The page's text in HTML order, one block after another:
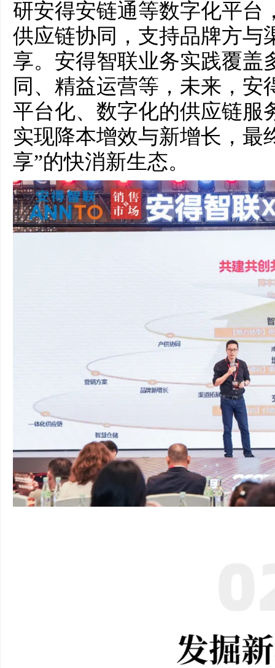
研安得安链通等数字化平台
供应链协同，支持品牌方与
享。安得智联业务实践覆盖
同、精益运营等，未来，安
平台化、数字化的供应链服
实现降本增效与新增长，最
享”的快消新生态。